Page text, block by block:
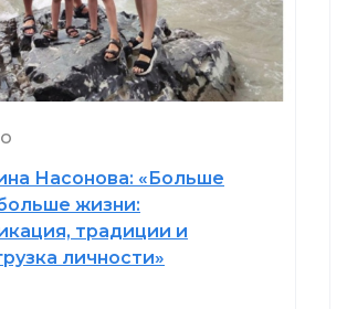
Насонова: «Больше
жизни:
традиции и
личности»